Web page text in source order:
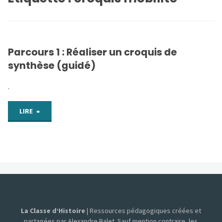
Parcours 1 : Réaliser un croquis de
synthèse (guidé)
.
LIRE
Réaliser
croquis
La Classe d’Histoire | Ressources pédagogiques créées et